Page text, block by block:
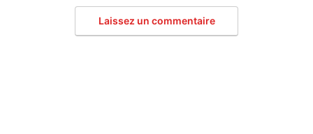
Laissez un commentaire